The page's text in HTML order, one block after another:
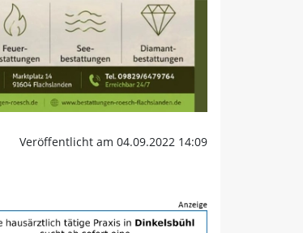
Veröffentlicht am 04.09.2022 14:09